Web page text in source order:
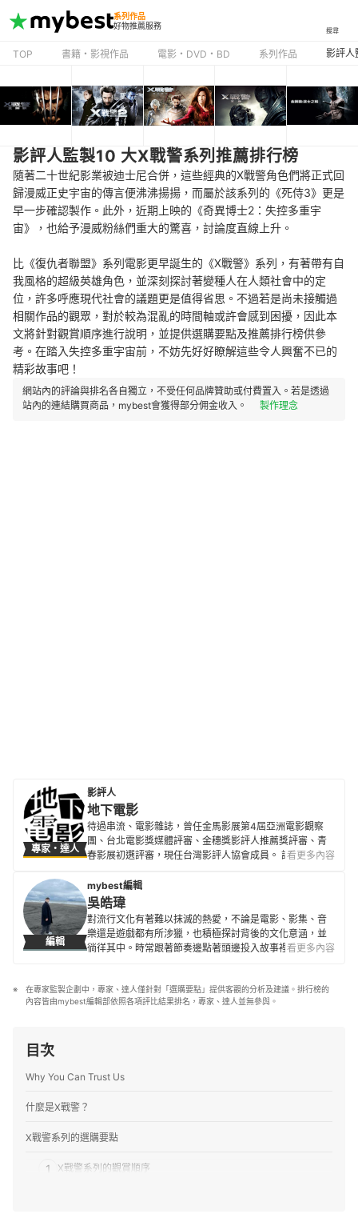
系列作品
好物推薦服務
搜尋
TOP 書籍・影視作品 電影・DVD・BD 系列作品 影評人
影評人監製10 大X戰警系列推薦排行榜
隨著二十世紀影業被迪士尼合併，這些經典的X戰警角色們將正式回
歸漫威正史宇宙的傳言便沸沸揚揚，而屬於該系列的《死侍3》更是
早一步確認製作。此外，近期上映的《奇異博士2：失控多重宇
宙》，也給予漫威粉絲們重大的驚喜，討論度直線上升。
比《復仇者聯盟》系列電影更早誕生的《X戰警》系列，有著帶有自
我風格的超級英雄角色，並深刻探討著變種人在人類社會中的定
位，許多呼應現代社會的議題更是值得省思。不過若是尚未接觸過
相關作品的觀眾，對於較為混亂的時間軸或許會感到困擾，因此本
文將針對觀賞順序進行說明，並提供選購要點及推薦排行榜供參
考。在踏入失控多重宇宙前，不妨先好好瞭解這些令人興奮不已的
精彩故事吧！
網站內的評論與排名各自獨立，不受任何品牌贊助或付費置入。若是透過
站內的連結購買商品，mybest會獲得部分佣金收入。
製作理念
專家・達人
影評人
地下電影
待過串流、電影雜誌，曾任金馬影展第4屆亞洲電影觀察
團、台北電影獎媒體評審、金穗獎影評人推薦獎評審、青
春影展初選評審，現任台灣影評人協會成員。 評論文章散
CATCHPLAY+、Giloo紀實影音等各大媒體平台與紙本刊
物。
地下電影的簡介
看更多內容
編輯
mybest編輯
吳皓瑋
對流行文化有著難以抹滅的熱愛，不論是電影、影集、音
樂還是遊戲都有所涉獵，也積極探討背後的文化意涵，並
徜徉其中。時常跟著節奏邊點著頭邊投入故事裡頭，沒有
看更多內容
在專家監製企劃中，專家、達人僅針對「選購要點」提供客觀的分析及建議。排行榜的
內容皆由mybest編輯部依照各項評比結果排名，專家、達人並無參與。
目次
Why You Can Trust Us
什麼是X戰警？
X戰警系列的選購要點
1 X戰警系列的觀賞順序